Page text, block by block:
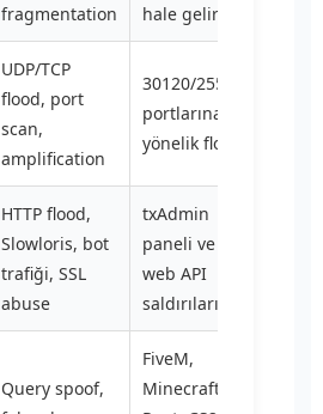
fragmentation
hale gelir
UDP/TCP
flood, port
scan,
amplification
30120/25565
portlarına
yönelik flood
HTTP flood,
Slowloris, bot
trafiği, SSL
abuse
txAdmin
paneli ve
web API
saldırıları
Query spoof,
FiveM,
Minecraft,